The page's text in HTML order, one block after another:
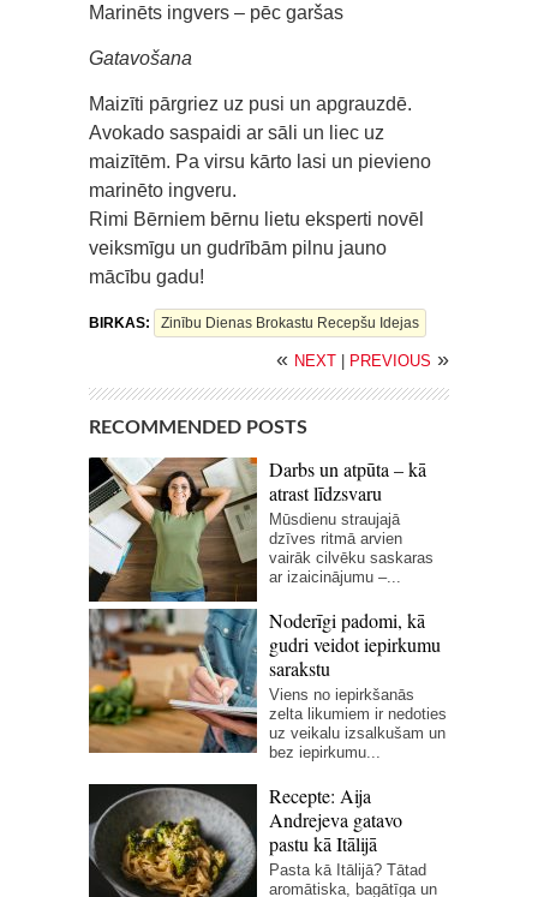
Marinēts ingvers – pēc garšas
Gatavošana
Maizīti pārgriez uz pusi un apgrauzdē.
Avokado saspaidi ar sāli un liec uz
maizītēm. Pa virsu kārto lasi un pievieno
marinēto ingveru.
Rimi Bērniem bērnu lietu eksperti novēl
veiksmīgu un gudrībām pilnu jauno
mācību gadu!
BIRKAS: Zinību Dienas Brokastu Recepšu Idejas
« NEXT PREVIOUS »
RECOMMENDED POSTS
Darbs un atpūta – kā
atrast līdzsvaru
Mūsdienu straujajā
dzīves ritmā arvien
vairāk cilvēku saskaras
ar izaicinājumu –...
Noderīgi padomi, kā
gudri veidot iepirkumu
sarakstu
Viens no iepirkšanās
zelta likumiem ir nedoties
uz veikalu izsalkušam un
bez iepirkumu...
Recepte: Aija
Andrejeva gatavo
pastu kā Itālijā
Pasta kā Itālijā? Tātad
aromātiska, bagātīga un